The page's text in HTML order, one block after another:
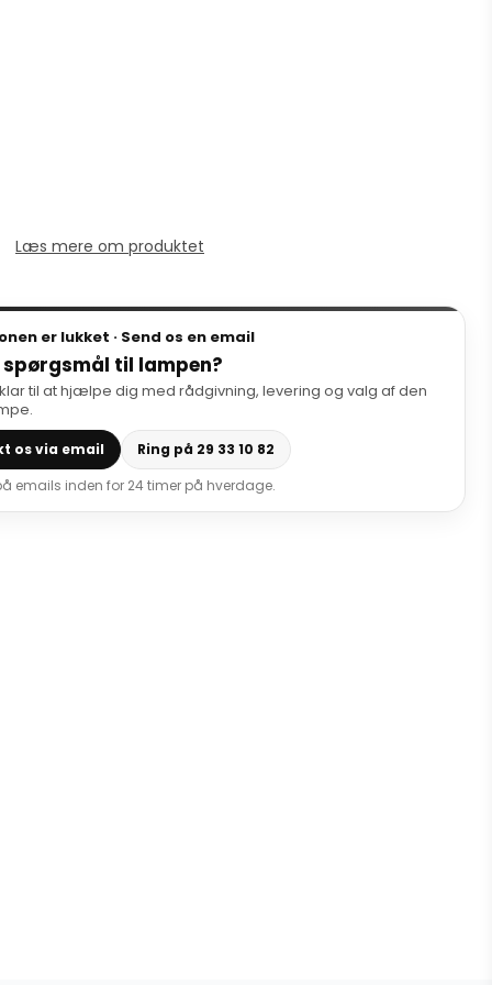
Læs mere om produktet
er lukket · Send os en email
til lampen?
til at hjælpe dig med rådgivning, levering og valg af den
os via email
Ring på 29 33 10 82
emails inden for 24 timer på hverdage.